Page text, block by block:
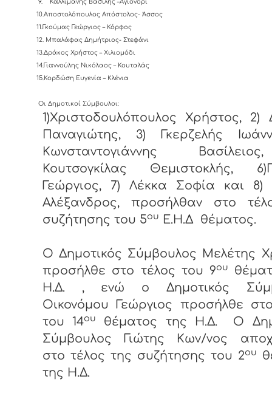
9.
Καλλιμάνης Βασίλης –Αγιονόρι
10.Αποστολόπουλος Απόστολος- Άσσος
11.Γκούμας Γεώργιος – Κόρφος
12. Μπαλάφας Δημήτριος- Στεφάνι
13.Δράκος Χρήστος – Χιλιομόδι
14.Γιαννούλης Νικόλαος – Κουταλάς
15.Κορδώση Ευγενία – Κλένια
Οι Δημοτικοί Σύμβουλοι:
1)Χριστοδουλόπουλος Χρήστος, 2)
Παναγιώτης, 3) Γκερζελής
Κωνσταντογιάννης
Κουτσογκίλας Θεμιστοκλής,
Γεώργιος, 7) Λέκκα Σοφία και 8)
Αλέξανδρος, προσήλθαν στο
συζήτησης του 5ου Ε.Η.Δ θέματος.
Ο Δημοτικός Σύμβουλος Μελέτης
προσήλθε στο τέλος του 9ου
Η.Δ. , ενώ ο Δημοτικός
Οικονόμου Γεώργιος προσήλθε
του 14ου
θέματος της Η.Δ. Ο
Σύμβουλος Γιώτης Κων/νος
στο τέλος της συζήτησης του 2ου
της Η.Δ.